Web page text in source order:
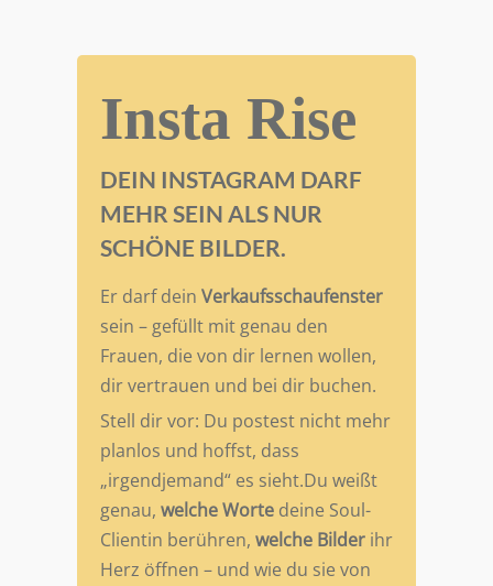
Insta Rise
DEIN INSTAGRAM DARF
MEHR SEIN ALS NUR
SCHÖNE BILDER.
Er darf dein Verkaufsschaufenster
sein – gefüllt mit genau den
Frauen, die von dir lernen wollen,
dir vertrauen und bei dir buchen.
Stell dir vor: Du postest nicht mehr
planlos und hoffst, dass
„irgendjemand“ es sieht.Du weißt
genau, welche Worte deine Soul-
Clientin berühren, welche Bilder ihr
Herz öffnen – und wie du sie von